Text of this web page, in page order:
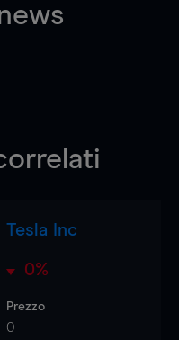
Tesla Inc
0%
Prezzo
0